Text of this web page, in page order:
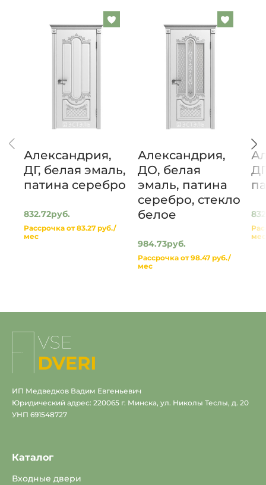
Добавить
в
Александрия,
ДГ, белая эмаль,
патина серебро
832.72руб.
Рассрочка от 83.27 руб./
мес
в
Александрия,
ДО, белая
эмаль, патина
серебро, стекло
белое
984.73руб.
Рассрочка от 98.47 руб./
мес
мес
ИП Медведков Вадим Евгеньевич
Юридический адрес: 220065 г. Минска, ул. Николы Теслы, д. 20
УНП 691548727
Каталог
Входные двери